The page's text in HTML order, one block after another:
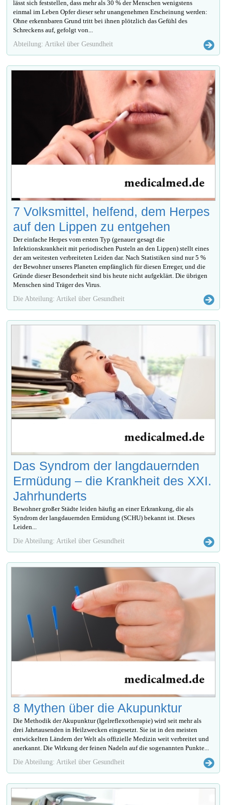
lässt sich feststellen, dass mehr als 30 % der Menschen wenigstens
einmal im Leben Opfer dieser sehr unangenehmen Erscheinung werden:
Ohne erkennbaren Grund tritt bei ihnen plötzlich das Gefühl des
Schreckens auf, gefolgt von...
Abteilung: Artikel über Gesundheit
7 Volksmittel, helfend, dem Herpes
auf den Lippen zu entgehen
Der einfache Herpes vom ersten Typ (genauer gesagt die
Infektionskrankheit mit periodischen Pusteln an den Lippen) stellt eines
der am weitesten verbreiteten Leiden dar. Nach Statistiken sind nur 5 %
der Bewohner unseres Planeten empfänglich für diesen Erreger, und die
Gründe dieser Besonderheit sind bis heute nicht aufgeklärt. Die übrigen
Menschen sind Träger des Virus.
Die Abteilung: Artikel über Gesundheit
Das Syndrom der langdauernden
Ermüdung – die Krankheit des XXI.
Jahrhunderts
Bewohner großer Städte leiden häufig an einer Erkrankung, die als
Syndrom der langdauernden Ermüdung (SCHU) bekannt ist. Dieses
Leiden...
Die Abteilung: Artikel über Gesundheit
8 Mythen über die Akupunktur
Die Methodik der Akupunktur (Igelreflexotherapie) wird seit mehr als
drei Jahrtausenden in Heilzwecken eingesetzt. Sie ist in den meisten
entwickelten Ländern der Welt als offizielle Medizin weit verbreitet und
anerkannt. Die Wirkung der feinen Nadeln auf die sogenannten Punkte...
Die Abteilung: Artikel über Gesundheit